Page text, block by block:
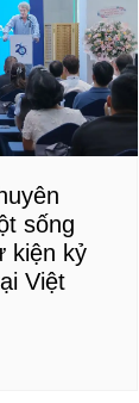
sống
kiện kỷ
Việt